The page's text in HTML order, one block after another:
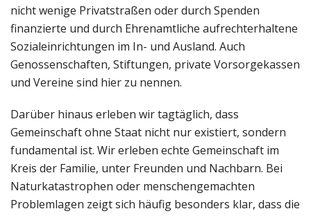
nicht wenige Privatstraßen oder durch Spenden
finanzierte und durch Ehrenamtliche aufrechterhaltene
Sozialeinrichtungen im In- und Ausland. Auch
Genossenschaften, Stiftungen, private Vorsorgekassen
und Vereine sind hier zu nennen.
Darüber hinaus erleben wir tagtäglich, dass
Gemeinschaft ohne Staat nicht nur existiert, sondern
fundamental ist. Wir erleben echte Gemeinschaft im
Kreis der Familie, unter Freunden und Nachbarn. Bei
Naturkatastrophen oder menschengemachten
Problemlagen zeigt sich häufig besonders klar, dass die